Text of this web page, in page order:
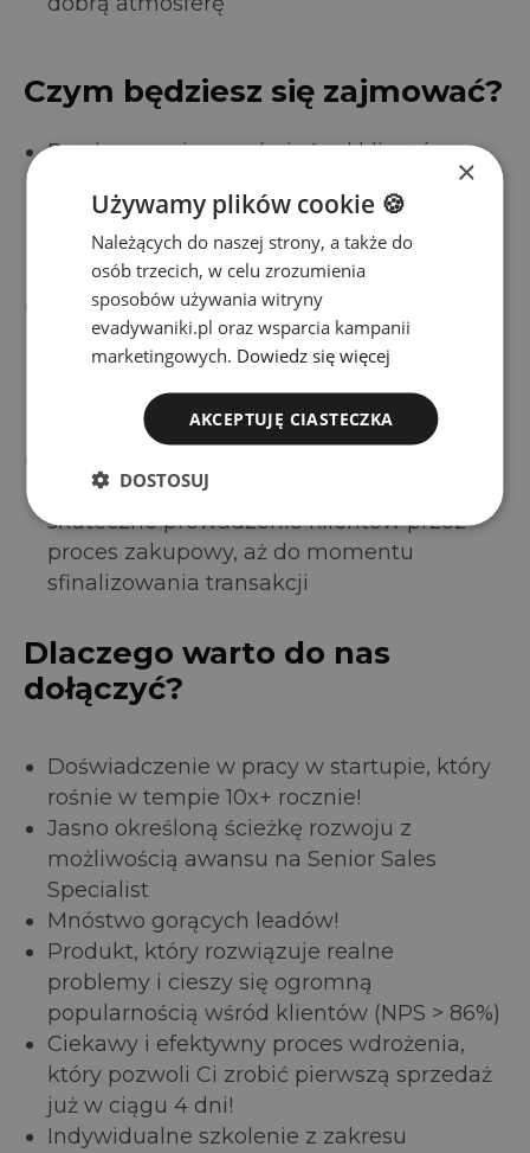
Czym będziesz się zajmować?
Przyjmowania zamówień od klientów -
będziesz pierwszym kontaktem dla osób,
które chcą zakupić nasze produkty –
zarówno telefonicznie, mailowo, jak i za
pośrednictwem naszego systemu CRM
Nawiązywania kontaktów z potencjalnymi
klientami - odezwiemy się do osób, które
wyraziły zainteresowanie naszymi
produktami, a Ty pomożesz im podjąć
decyzję o zakupie
sprzedaży - Twoim zadaniem będzie
skuteczne prowadzenie klientów przez
proces zakupowy, aż do momentu
sfinalizowania transakcji
Dlaczego warto do nas
dołączyć?
Doświadczenie w pracy w startupie, który
rośnie w tempie 10x+ rocznie!
Jasno określoną ścieżkę rozwoju z
możliwością awansu na Senior Sales
Specialist
Mnóstwo gorących leadów!
Produkt, który rozwiązuje realne
problemy i cieszy się ogromną
popularnością wśród klientów (NPS > 86%)
Ciekawy i efektywny proces wdrożenia,
który pozwoli Ci zrobić pierwszą sprzedaż
już w ciągu 4 dni!
Indywidualne szkolenie z zakresu
×
Używamy plików cookie 🍪
Należących do naszej strony, a także do
osób trzecich, w celu zrozumienia
sposobów używania witryny
evadywaniki.pl oraz wsparcia kampanii
marketingowych. Dowiedz się więcej
AKCEPTUJĘ CIASTECZKA
DOSTOSUJ